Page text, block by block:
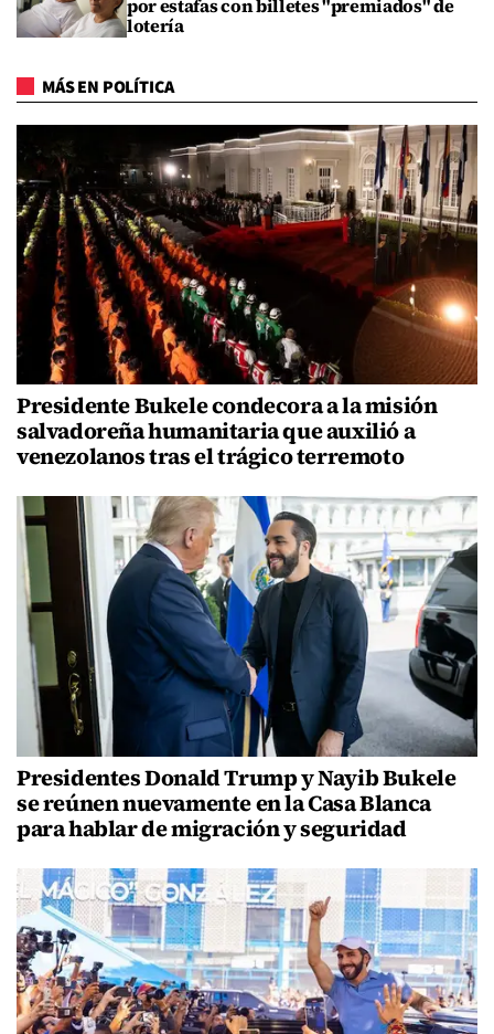
por estafas con billetes "premiados" de
lotería
MÁS EN POLÍTICA
Presidente Bukele condecora a la misión
salvadoreña humanitaria que auxilió a
venezolanos tras el trágico terremoto
Presidentes Donald Trump y Nayib Bukele
se reúnen nuevamente en la Casa Blanca
para hablar de migración y seguridad